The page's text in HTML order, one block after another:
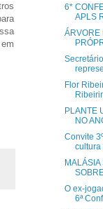
6*
APLS
ÁRVORE
Flor
PLANTE
NO
Convite
cultura
O ex-
6ª